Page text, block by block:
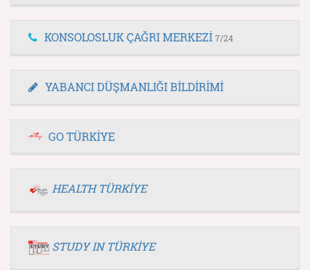
KONSOLOSLUK ÇAĞRI MERKEZİ 7/24
YABANCI DÜŞMANLIĞI BİLDİRİMİ
GO TÜRKİYE
HEALTH TÜRKİYE
STUDY IN TÜRKİYE